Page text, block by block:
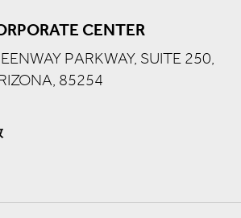
CENTER
PARKWAY, SUITE 250,
85254